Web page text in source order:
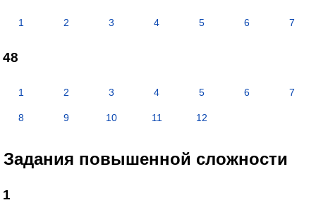
1 2 3 4 5 6 7
48
1 2 3 4 5 6 7
8 9 10 11 12
Задания повышенной сложности
1